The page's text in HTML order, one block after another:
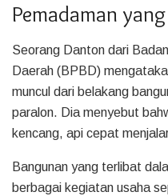
Pemadaman
Seorang Danton dari
Daerah (BPBD)
muncul dari belakang
paralon. Dia menyebut
kencang, api cepat
Bangunan yang terlibat
berbagai kegiatan usaha